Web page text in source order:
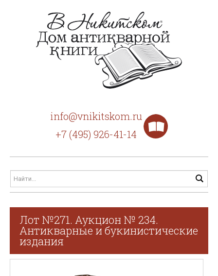
info@vnikitskom.ru
+7 (495) 926-41-14
Лот №271. Аукцион № 234.
Антикварные и букинистические
издания